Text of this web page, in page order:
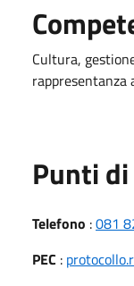
Cultura,
Punti
Telefono :081
PEC :